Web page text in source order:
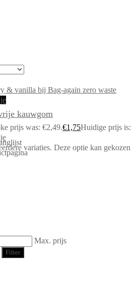
kauwgom
prijs was: €2,49.€1,75Huidige prijs is:
variaties. Deze optie kan gekozen
Max. prijs
Filter